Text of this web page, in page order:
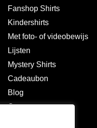
Fanshop Shirts
Kindershirts
Met foto- of videobewijs
Lijsten
Mystery Shirts
Cadeaubon
Blog
Over